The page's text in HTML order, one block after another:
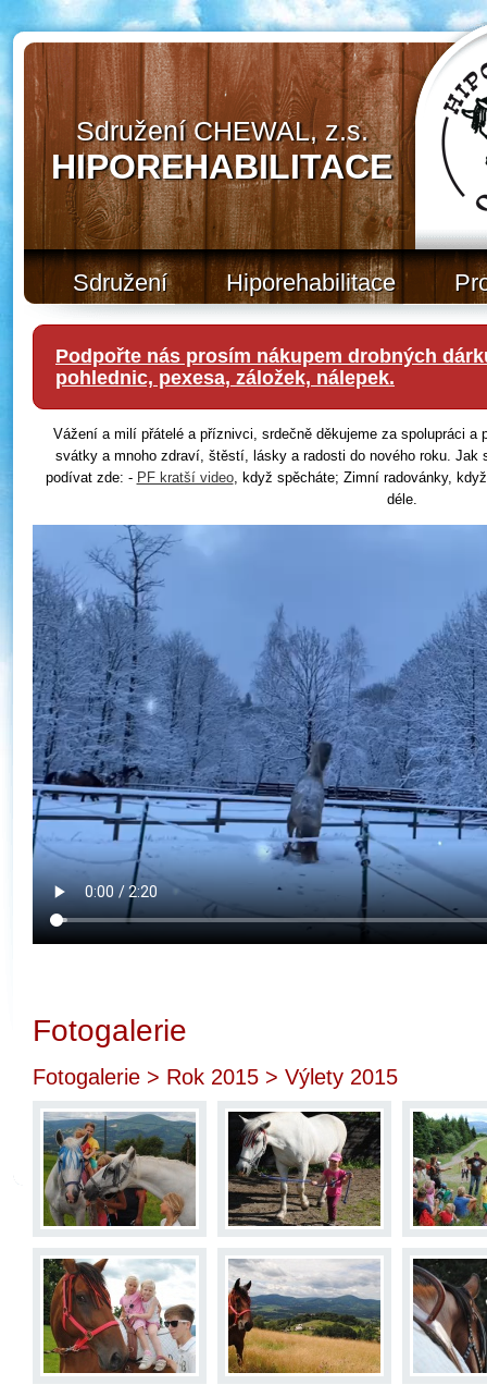
Sdružení CHEWAL, z.s.
HIPOREHABILITACE
Sdružení Hiporehabilitace
Podpořte nás prosím nákupem drobných
pohlednic, pexesa, záložek, nálepek.
Vážení a milí přátelé a příznivci, srdečně děkujeme za spolupráci a
svátky a mnoho zdraví, štěstí, lásky a radosti do nového roku.
podívat zde: - PF kratší video, když spěcháte; Zimní radovánky,
déle.
Fotogalerie
Fotogalerie > Rok 2015 > Výlety 2015